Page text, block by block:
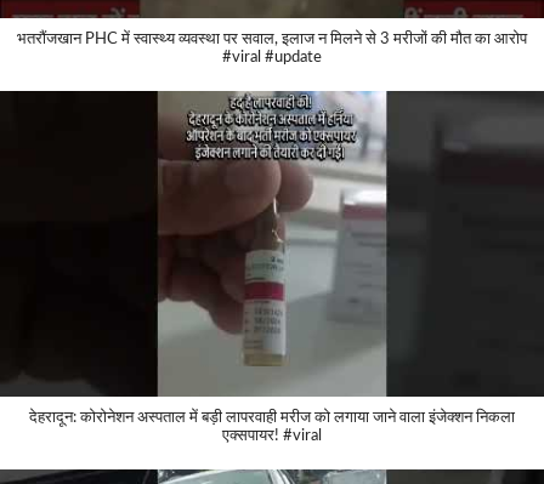
भतरौंजखान PHC में स्वास्थ्य व्यवस्था पर सवाल, इलाज न मिलने से 3 मरीजों की मौत का आरोप
#viral #update
देहरादून: कोरोनेशन अस्पताल में बड़ी लापरवाही मरीज को लगाया जाने वाला इंजेक्शन निकला
एक्सपायर! #viral